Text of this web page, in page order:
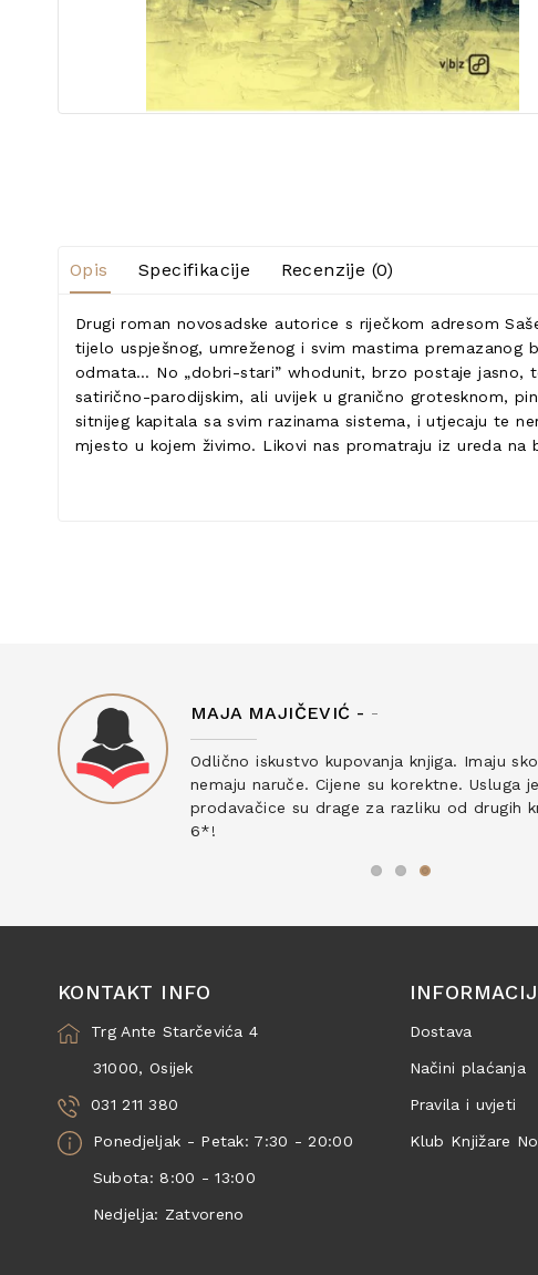
Opis Specifikacije Recenzije (0)
Drugi roman novosadske autorice s riječkom adresom
tijelo uspješnog, umreženog i svim mastima
odmata… No „dobri-stari” whodunit, brzo postaje jasno,
satirično-parodijskim, ali uvijek u granično grotesknom,
sitnijeg kapitala sa svim razinama sistema, i utjecaju te
mjesto u kojem živimo. Likovi nas promatraju iz ureda
MAJA MAJIČEVIĆ - -
Odlično iskustvo kupovanja knjiga. Imaju
nemaju naruče. Cijene su korektne. Usluga
prodavačice su drage za razliku od drugih
6*!
KONTAKT INFO
Trg Ante Starčevića 4
31000, Osijek
031 211 380
Ponedjeljak - Petak: 7:30 - 20:00
Subota: 8:00 - 13:00
Nedjelja: Zatvoreno
Dostava
Načini plaćanja
Pravila i uvjeti
Klub Knjižare